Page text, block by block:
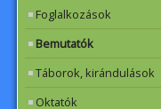
Foglalkozások
Bemutatók
Táborok, kirándulások
Oktatók